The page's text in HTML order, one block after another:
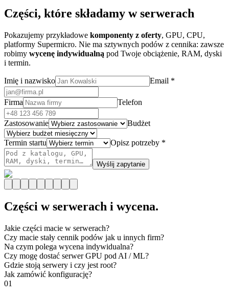
Części, które składamy w serwerach
Pokazujemy przykładowe komponenty z oferty, GPU, CPU,
platformy Supermicro. Nie ma sztywnych podów z cennika: zawsze
robimy wycenę indywidualną pod Twoje obciążenie, RAM, dyski
i termin.
Imię i nazwisko Email *
Firma Telefon
Zastosowanie Budżet
Termin startu Opisz potrzeby *
Wyślij zapytanie
Części w serwerach i wycena.
Jakie części macie w serwerach?
Czy macie stały cennik podów jak u innych firm?
Na czym polega wycena indywidualna?
Czy mogę dostać serwer GPU pod AI / ML?
Gdzie stoją serwery i czy jest root?
Jak zamówić konfigurację?
01